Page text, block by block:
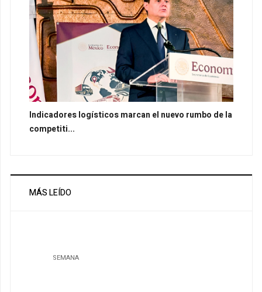
Indicadores logísticos marcan el nuevo rumbo de la
competiti...
MÁS LEÍDO
SEMANA